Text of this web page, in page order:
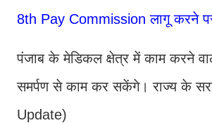
8th Pay Commission लागू करने
पंजाब के मेडिकल क्षेत्र में काम करने
समर्पण से काम कर सकेंगे। राज्य के
Update)